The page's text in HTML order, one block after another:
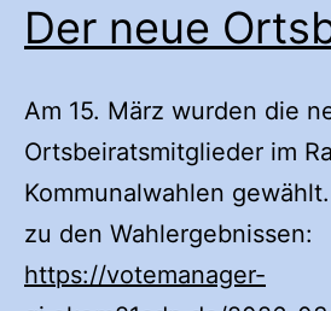
Der neue
Am 15. März wurden die
Ortsbeiratsmitglieder im
Kommunalwahlen
zu den Wahlergebnissen:
https://votemanager-